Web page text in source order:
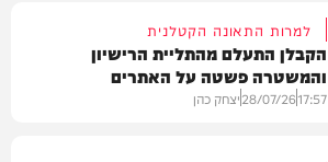
למרות התאונה הקטלנית
הקבלן התעלם מהתליית הרישיון
והמשטרה פשטה על האתרים
17:57
28/07/26יצחק כהן